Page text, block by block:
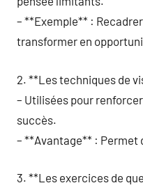
– **Exemple** :
transformer en
2. **Les techniques de
– Utilisées pour
succès.
– **Avantage** : Permet
3. **Les exercices de